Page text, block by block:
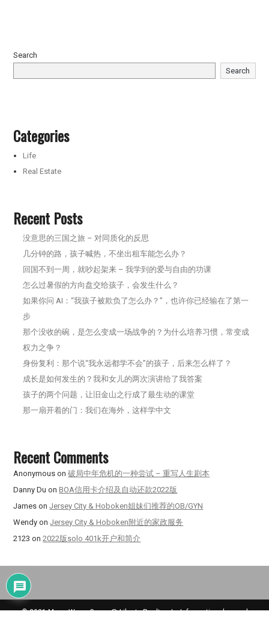
Search
Search
Categories
Life
Real Estate
Recent Posts
没意思的三国之旅 – 对同质化的反思
几分钟的路，孩子喊热，不坐出租车能怎么办？
回国不到一周，就吵起架来 – 我学到的爱与自由的功课
怎么过暑假的方向盘交给孩子，会发生什么？
如果你问 AI：“我孩子被欺负了怎么办？”，也许你已经输在了第一
步
那个没收的碗，是怎么变成一场战争的？为什么培养习惯，常变成
权力之争？
身份复利：那个说“我永远都学不会”的孩子，后来怎么样了？
成长是如何发生的？我和女儿的两次演讲给了我答案
孩子的两个问题，让旧金山之行成了最生动的课堂
那一扇开着的门：我们在海外，这样学中文
Recent Comments
Anonymous on破局中年危机的一种尝试 – 重写人生剧本
Danny Du onBOA信用卡介绍及自动还款2022版
James onJersey City & Hoboken姐妹们推荐的OB/GYN
Wendy onJersey City & Hoboken附近的家政服务
2123 on2022版solo 401k开户和简介
© 2021 Meng Wang Group @ Liberty Realty | Information deemed